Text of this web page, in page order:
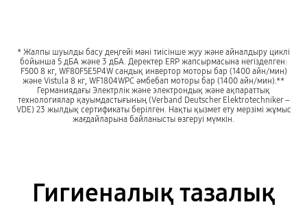
* Жалпы шуылды басу деңгейі мәні тиісінше жуу және айналдыру циклі
бойынша 5 дБА және 3 дБА. Деректер ERP жапсырмасына негізделген:
F500 8 кг, WF80F5E5P4W сандық инвертор моторы бар (1400 айн/мин)
және Vistula 8 кг, WF1804WPC әмбебап моторы бар (1400 айн/мин).**
Германиядағы Электрлік және электрондық және ақпараттық
технологиялар қауымдастығының (Verband Deutscher Elektrotechniker –
VDE) 23 жылдық сертификаты берілген. Нақты қызмет ету мерзімі жұмыс
жағдайларына байланысты өзгеруі мүмкін.
Гигиеналық тазалық